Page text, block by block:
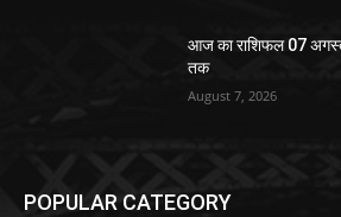
आज का राशिफल 07
तक
August 7, 2026
POPULAR CATEGORY